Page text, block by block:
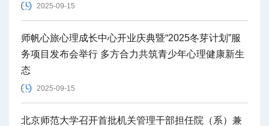
2025-09-15
师帆心旅心理成长中心开业庆典暨“2025冬芽计划”服
务项目发布会举行 多方合力共筑青少年心理健康新生
态
2025-09-15
北京师范大学召开首批机关管理干部担任院（系）兼